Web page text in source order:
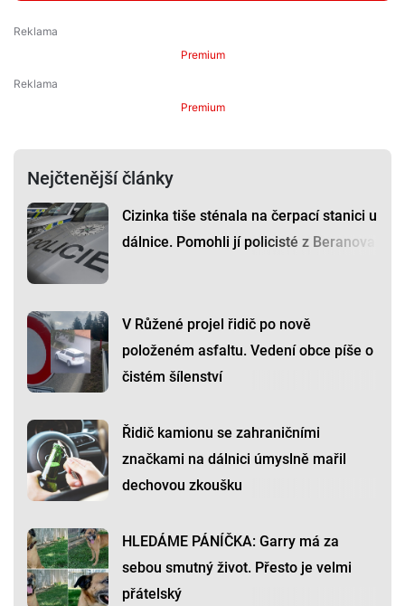
Premium
Premium
Nejčtenější články
Cizinka tiše sténala na čerpací stanici u
dálnice. Pomohli jí policisté z Beranova
V Růžené projel řidič po nově
položeném asfaltu. Vedení obce píše o
čistém šílenství
Řidič kamionu se zahraničními
značkami na dálnici úmyslně mařil
dechovou zkoušku
HLEDÁME PÁNÍČKA: Garry má za
sebou smutný život. Přesto je velmi
přátelský